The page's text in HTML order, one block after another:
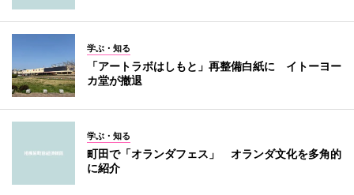
学ぶ・知る
「アートラボはしもと」再整備白紙に イトーヨー
カ堂が撤退
学ぶ・知る
町田で「オランダフェス」 オランダ文化を多角的
に紹介